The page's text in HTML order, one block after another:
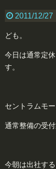
2011/12/27
ども。
今日は通常定
す。
セントラムモ
通常整備の受
今朝は出社す